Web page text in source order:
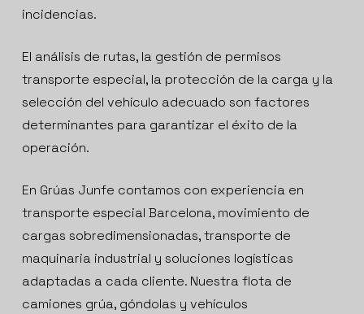
incidencias.
El análisis de rutas, la gestión de permisos
transporte especial, la protección de la carga y la
selección del vehículo adecuado son factores
determinantes para garantizar el éxito de la
operación.
En Grúas Junfe contamos con experiencia en
transporte especial Barcelona, movimiento de
cargas sobredimensionadas, transporte de
maquinaria industrial y soluciones logísticas
adaptadas a cada cliente. Nuestra flota de
camiones grúa, góndolas y vehículos